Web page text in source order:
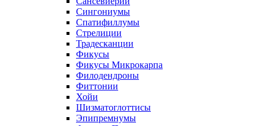
Сингониумы
Спатифиллумы
Стрелиции
Традесканции
Фикусы
Фикусы Микрокарпа
Филодендроны
Фиттонии
Хойи
Шизматоглоттисы
Эпипремнумы